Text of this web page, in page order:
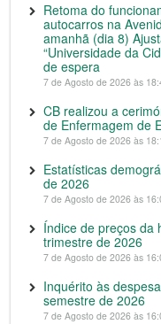
Retoma do
autocarros na
amanhã (dia 8)
“Universidade da
de espera
7 de Agosto de 2026 às
CB realizou a
de Enfermagem de
7 de Agosto de 2026 às
Estatísticas
de 2026
7 de Agosto de 2026 às
Índice de preços da
trimestre de 2026
7 de Agosto de 2026 às
Inquérito às
semestre de 2026
7 de Agosto de 2026 às